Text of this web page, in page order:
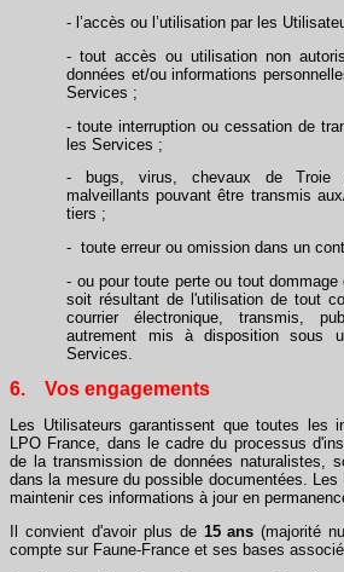
- l’accès ou l’utilisation par les
- tout accès ou utilisation non
données et/ou informations
Services ;
- toute interruption ou cessation de
les Services ;
- bugs, virus, chevaux de Troie
malveillants pouvant être transmis
tiers ;
- toute erreur ou omission dans un
- ou pour toute perte ou tout
soit résultant de l'utilisation de tout
courrier électronique, transmis,
autrement mis à disposition sous
Services.
6. Vos engagements
Les Utilisateurs garantissent que toutes les
LPO France, dans le cadre du processus
de la transmission de données naturalistes,
dans la mesure du possible documentées.
maintenir ces informations à jour en
Il convient d'avoir plus de 15 ans (majorité
compte sur Faune-France et ses bases